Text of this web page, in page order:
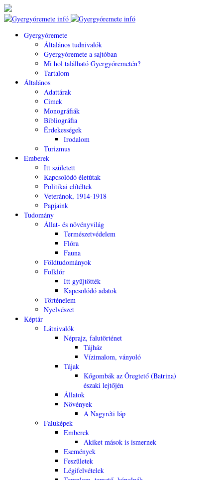
Gyergyóremete
Általános tudnivalók
Gyergyóremete a sajtóban
Mi hol található Gyergyóremetén?
Tartalom
Általános
Adattárak
Címek
Monográfiák
Bibliográfia
Érdekességek
Irodalom
Turizmus
Emberek
Itt született
Kapcsolódó életútak
Politikai elítéltek
Veteránok, 1914-1918
Papjaink
Tudomány
Állat- és növényvilág
Természetvédelem
Flóra
Fauna
Földtudományok
Folklór
Itt gyűjtötték
Kapcsolódó adatok
Történelem
Nyelvészet
Képtár
Látnivalók
Néprajz, falutörténet
Tájház
Vízimalom, ványoló
Tájak
Kőgombák az Öregtető (Batrina)
északi lejtőjén
Állatok
Növények
A Nagyréti láp
Faluképek
Emberek
Akiket mások is ismernek
Események
Feszületek
Légifelvételek